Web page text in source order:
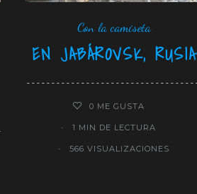
Con la camiseta
EN JABÁROVSK, RUSIA
0 ME GUSTA
1 MIN DE LECTURA
566 VISUALIZACIONES